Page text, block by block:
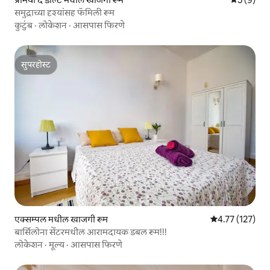
समुद्राच्या दृश्यांसह फॅमिली रूम
कुटुंब·लोकेशन · आसपास फिरणे
सुपरहोस्ट
सुपरहोस्ट
एक्सम्पल मधील खाजगी रूम 5 पैकी 4.77
4.77 (127)
बार्सिलोना सेंटरमधील आरामदायक डबल रूम!!!
लोकेशन ·मूल्य· आसपास फिरणे